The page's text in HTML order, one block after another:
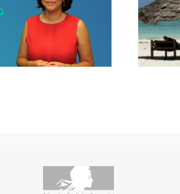
Voilà l’été…